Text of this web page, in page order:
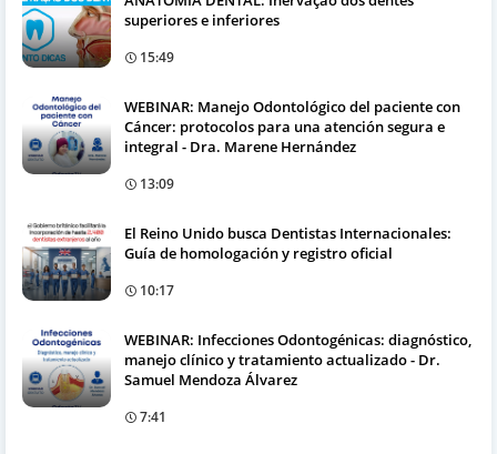
superiores e inferiores
15:49
WEBINAR: Manejo Odontológico del paciente con
Cáncer: protocolos para una atención segura e
integral - Dra. Marene Hernández
13:09
El Reino Unido busca Dentistas Internacionales:
Guía de homologación y registro oficial
10:17
WEBINAR: Infecciones Odontogénicas: diagnóstico,
manejo clínico y tratamiento actualizado - Dr.
Samuel Mendoza Álvarez
7:41